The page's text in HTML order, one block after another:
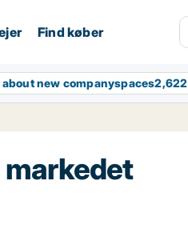
Find køber
new companyspaces2,622
markedet